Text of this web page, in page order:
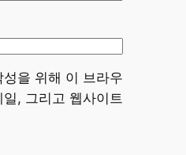
을 위해 이 브라우
, 그리고 웹사이트